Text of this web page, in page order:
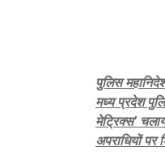
पुलिस
मध्य प्रदेश
मेट्रिक्स'
अपराधियों